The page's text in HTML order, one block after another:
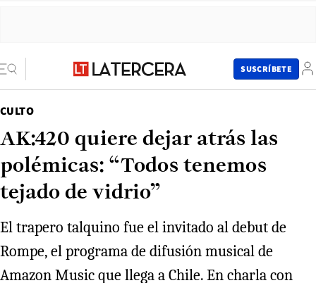
SUSCRÍBETE
CULTO
AK:420 quiere dejar atrás las
polémicas: “Todos tenemos
tejado de vidrio”
El trapero talquino fue el invitado al debut de
Rompe, el programa de difusión musical de
Amazon Music que llega a Chile. En charla con